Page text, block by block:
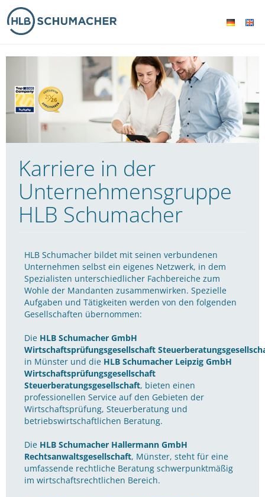
Karriere in der
Unternehmensgruppe
HLB Schumacher
HLB Schumacher bildet mit seinen verbundenen
Unternehmen selbst ein eigenes Netzwerk, in dem
Spezialisten unterschiedlicher Fachbereiche zum
Wohle der Mandanten zusammenwirken. Spezielle
Aufgaben und Tätigkeiten werden von den folgenden
Gesellschaften übernommen:
Die HLB Schumacher GmbH
Wirtschaftsprüfungsgesellschaft
in Münster und die HLB Schumacher Leipzig GmbH
Wirtschaftsprüfungsgesellschaft
Steuerberatungsgesellschaft, bieten einen
professionellen Service auf den Gebieten der
Wirtschaftsprüfung, Steuerberatung und
betriebswirtschaftlichen Beratung.
Die HLB Schumacher Hallermann GmbH
Rechtsanwaltsgesellschaft, Münster, steht für eine
umfassende rechtliche Beratung schwerpunktmäßig
im wirtschaftsrechtlichen Bereich.